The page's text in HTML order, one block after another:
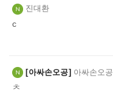
진대환
c
아싸손오공 아싸손오공
ㅊ